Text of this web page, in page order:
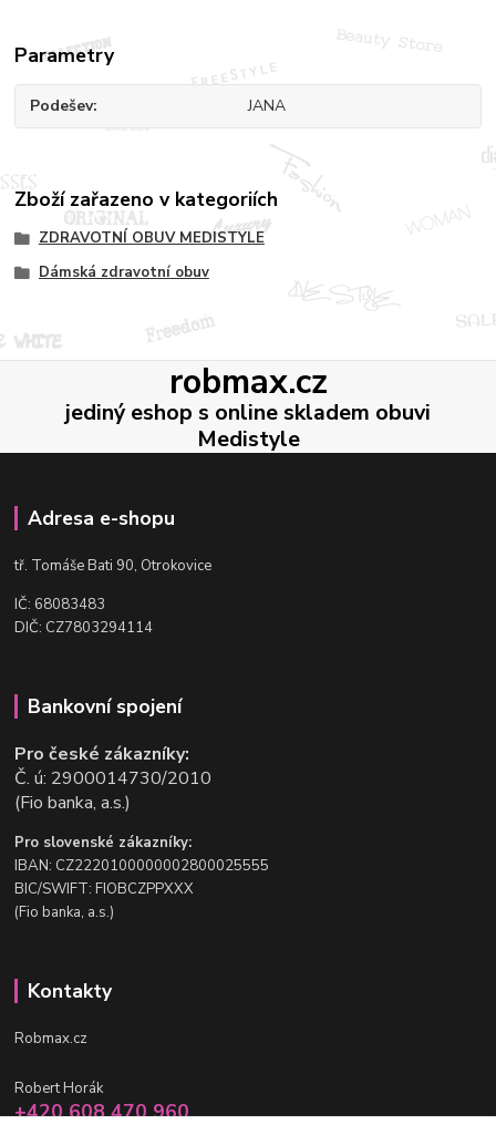
Parametry
Podešev JANA
Zboží zařazeno v kategoriích
ZDRAVOTNÍ OBUV MEDISTYLE
Dámská zdravotní obuv
robmax.cz
jediný eshop s online skladem obuvi
Medistyle
Adresa e-shopu
tř. Tomáše Bati 90, Otrokovice
IČ: 68083483
DIČ: CZ7803294114
Bankovní spojení
Pro české zákazníky:
Č. ú: 2900014730/2010
(Fio banka, a.s.)
Pro slovenské zákazníky:
IBAN: CZ2220100000002800025555
BIC/SWIFT: FIOBCZPPXXX
(Fio banka, a.s.)
Kontakty
Robmax.cz
Robert Horák
+420 608 470 960